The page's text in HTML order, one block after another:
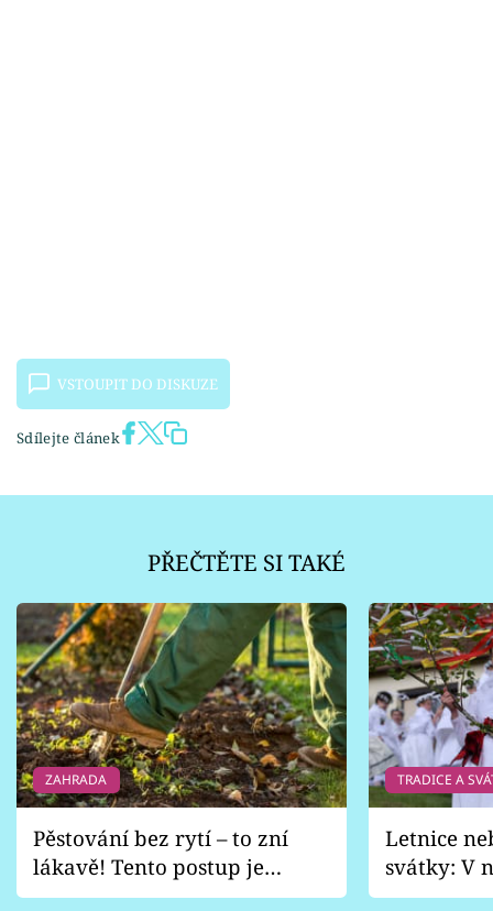
VSTOUPIT DO DISKUZE
Sdílejte článek
PŘEČTĚTE SI TAKÉ
ZAHRADA
Pěstování bez rytí – to zní
lákavě! Tento postup je
vhodný jen pro některé
TRADICE A
Letnice
svátky: V
pondělí